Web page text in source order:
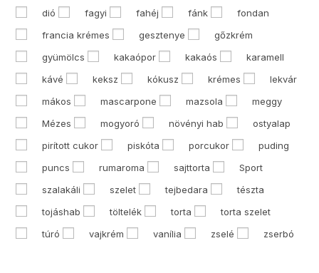
dió
fagyi fahéj fánk
fondan
francia krémes
gesztenye
gőzkrém
gyümölcs
kakaópor kakaós
karamell
kávé
keksz kókusz krémes
lekvár
mákos
mascarpone mazsola
meggy
Mézes
mogyoró növényi hab
ostyalap
pirított cukor
piskóta porcukor
puding
puncs
rumaroma sajttorta
Sport
szalakáli
szelet tejbedara
tészta
tojáshab
töltelék torta
torta szelet
túró
vajkrém vanília zselé zserbó